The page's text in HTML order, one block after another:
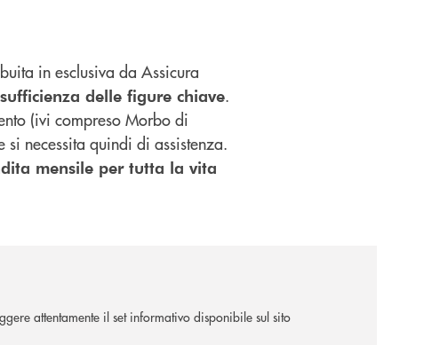
in esclusiva da Assicura
delle figure chiave.
(ivi compreso Morbo di
necessita quindi di assistenza.
mensile per tutta la vita
attentamente il set informativo disponibile sul sito